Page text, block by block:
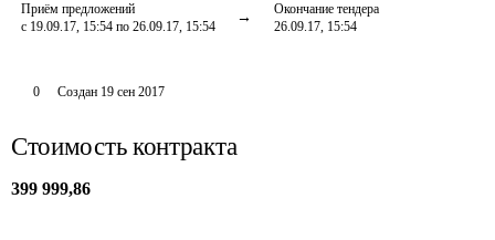
Приём предложений
с 19.09.17, 15:54 по 26.09.17, 15:54
Окончание тендера
26.09.17, 15:54
0 Создан 19 сен 2017
Стоимость контракта
399 999,86